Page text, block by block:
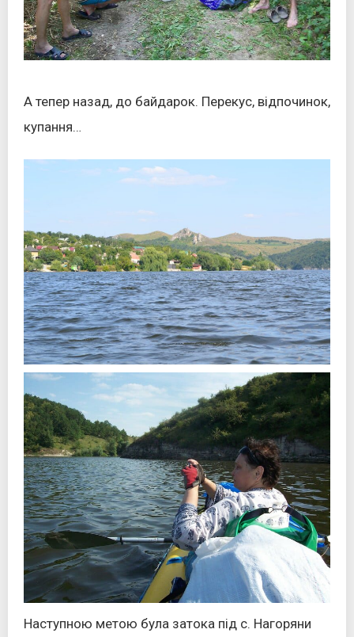
А тепер назад, до байдарок. Перекус, відпочинок,
купання…
Наступною метою була затока під с. Нагоряни